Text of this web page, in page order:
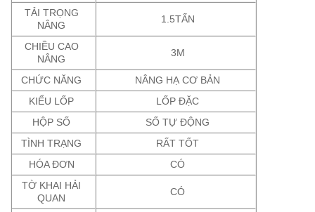
TẢI TRỌNG
NÂNG
1.5TẤN
CHIỀU CAO
NÂNG
3M
CHỨC NĂNG
NÂNG HẠ CƠ BẢN
KIỂU LỐP
LỐP ĐẶC
HỘP SỐ
SỐ TỰ ĐỘNG
TÌNH TRẠNG
RẤT TỐT
HÓA ĐƠN
CÓ
TỜ KHAI HẢI
QUAN
CÓ